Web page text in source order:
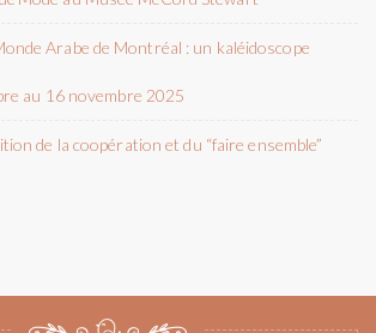
Arabe de Montréal : un kaléidoscope
au 16 novembre 2025
de la coopération et du “faire ensemble”